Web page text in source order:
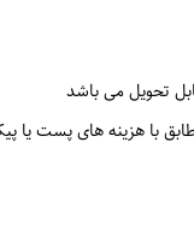
ر
تحویل می باشد
با هزینه های پست یا